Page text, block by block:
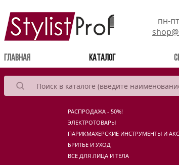
пн-
Главная Каталог
РАСПРОДАЖА - 50%!
ЭЛЕКТРОТОВАРЫ
ПАРИКМАХЕРСКИЕ ИНСТРУМЕНТЫ И
БРИТЬЕ И УХОД
ВСЕ ДЛЯ ЛИЦА И ТЕЛА